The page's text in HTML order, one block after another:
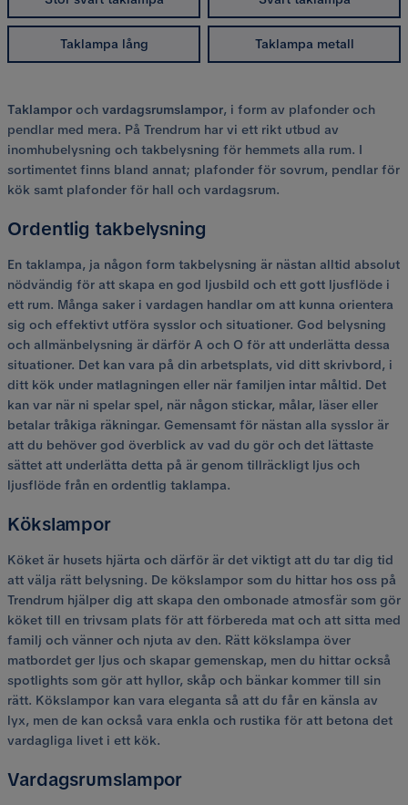
Taklampa lång Taklampa metall
Taklampor och vardagsrumslampor, i form av plafonder och
pendlar med mera. På Trendrum har vi ett rikt utbud av
inomhubelysning och takbelysning för hemmets alla rum. I
sortimentet finns bland annat; plafonder för sovrum, pendlar för
kök samt plafonder för hall och vardagsrum.
Ordentlig takbelysning
En taklampa, ja någon form takbelysning är nästan alltid absolut
nödvändig för att skapa en god ljusbild och ett gott ljusflöde i
ett rum. Många saker i vardagen handlar om att kunna orientera
sig och effektivt utföra sysslor och situationer. God belysning
och allmänbelysning är därför A och O för att underlätta dessa
situationer. Det kan vara på din arbetsplats, vid ditt skrivbord, i
ditt kök under matlagningen eller när familjen intar måltid. Det
kan var när ni spelar spel, när någon stickar, målar, läser eller
betalar tråkiga räkningar. Gemensamt för nästan alla sysslor är
att du behöver god överblick av vad du gör och det lättaste
sättet att underlätta detta på är genom tillräckligt ljus och
ljusflöde från en ordentlig taklampa.
Kökslampor
Köket är husets hjärta och därför är det viktigt att du tar dig tid
att välja rätt belysning. De kökslampor som du hittar hos oss på
Trendrum hjälper dig att skapa den ombonade atmosfär som gör
köket till en trivsam plats för att förbereda mat och att sitta med
familj och vänner och njuta av den. Rätt kökslampa över
matbordet ger ljus och skapar gemenskap, men du hittar också
spotlights som gör att hyllor, skåp och bänkar kommer till sin
rätt. Kökslampor kan vara eleganta så att du får en känsla av
lyx, men de kan också vara enkla och rustika för att betona det
vardagliga livet i ett kök.
Vardagsrumslampor